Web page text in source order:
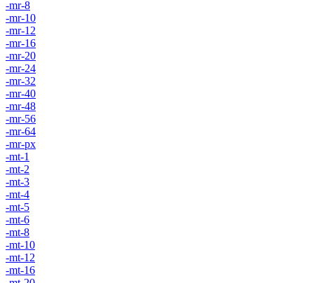
-mr-8
-mr-10
-mr-12
-mr-16
-mr-20
-mr-24
-mr-32
-mr-40
-mr-48
-mr-56
-mr-64
-mr-px
-mt-1
-mt-2
-mt-3
-mt-4
-mt-5
-mt-6
-mt-8
-mt-10
-mt-12
-mt-16